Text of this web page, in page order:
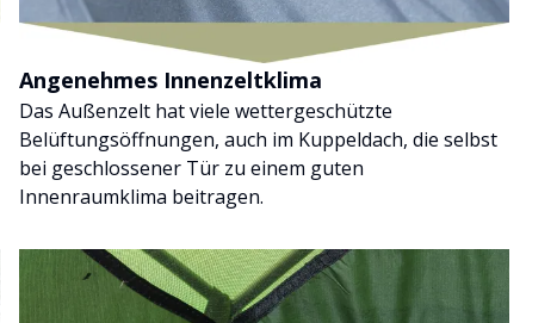
Angenehmes Innenzeltklima
Das Außenzelt hat viele wettergeschützte
Belüftungsöffnungen, auch im Kuppeldach, die selbst
bei geschlossener Tür zu einem guten
Innenraumklima beitragen.